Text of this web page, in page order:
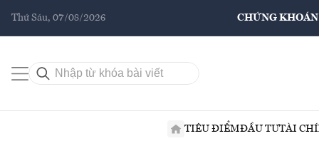
Thứ Sáu, 07/08/2026 CHỨNG KHOÁN
TIÊU ĐIỂMĐẦU TƯTÀI